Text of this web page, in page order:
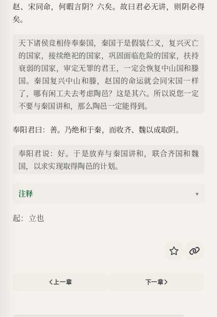
赵、宋同命，何暇言阴？六矣。故曰君必无讲，则阴必得
矣。
天下诸侯竞相侍奉秦国，秦国于是假装仁义，复兴灭亡
的国家，接续绝祀的国家，巩固面临危险的国家，扶持
衰弱的国家，审定无罪的君王，一定会恢复中山国和滕
国。秦国复兴中山和滕，赵国的命运就会同宋国一样
了，哪有闲工夫去考虑陶邑？这是其六。所以说您一定
不要与秦国讲和，那么陶邑一定能得到。
奉阳君曰：善。乃绝和于秦，而收齐、魏以成取阴。
奉阳君说：好。于是放弃与秦国讲和，联合齐国和魏
国，以求实现取得陶邑的计划。
注释 ▾
起：立也
上一章 下一章